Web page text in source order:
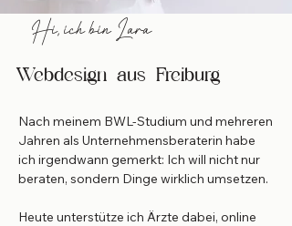
Hi, ich bin Lara
Webdesign aus Freiburg
Nach meinem BWL-Studium und mehreren
Jahren als Unternehmensberaterin habe
ich irgendwann gemerkt: Ich will nicht nur
beraten, sondern Dinge wirklich umsetzen.
Heute unterstütze ich Ärzte dabei, online